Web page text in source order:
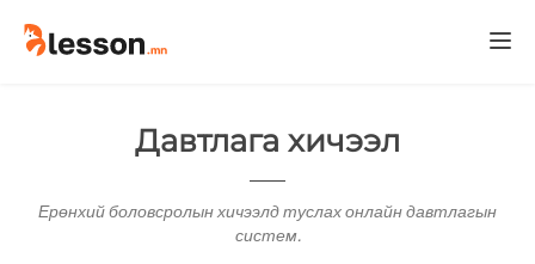
Давтлага хичээл
Ерөнхий боловсролын хичээлд туслах онлайн давтлагын
систем.